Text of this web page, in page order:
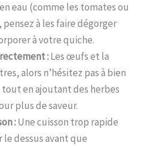
eau (comme les tomates ou
à les faire dégorger
à votre quiche.
:Les œufs et la
alors n’hésitez pas à bien
en ajoutant des herbes
plus de saveur.
:Une cuisson trop rapide
dessus avant que